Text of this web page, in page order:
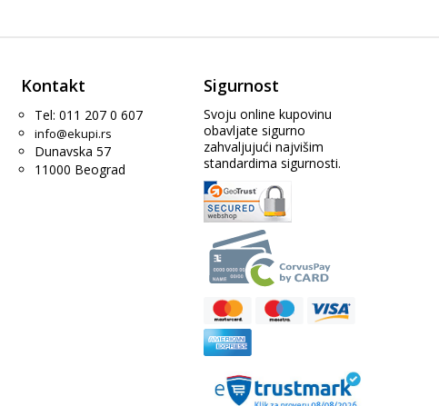
Kontakt
Tel: 011 207 0 607
info@ekupi.rs
Dunavska 57
11000 Beograd
Sigurnost
Svoju online kupovinu
obavljate sigurno
zahvaljujući najvišim
standardima sigurnosti.